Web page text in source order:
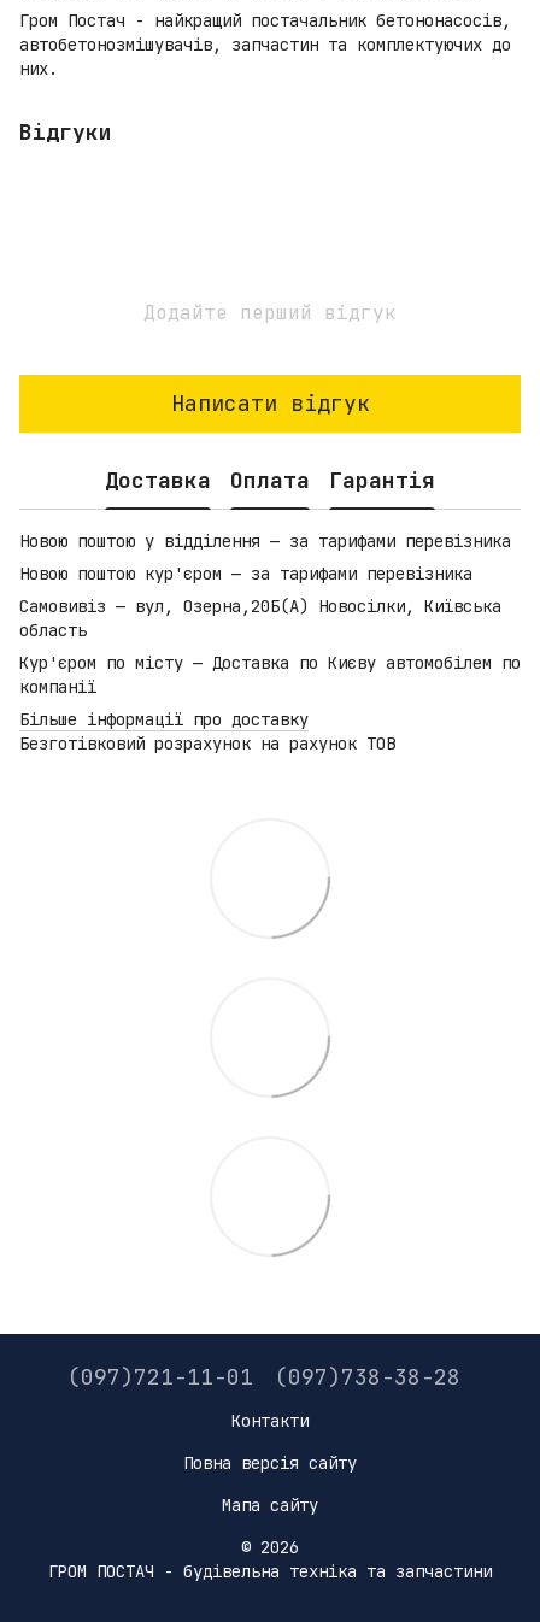
Гром Постач - найкращий постачальник бетононасосів,
автобетонозмішувачів, запчастин та комплектуючих до
них.
Відгуки
Додайте перший відгук
Написати відгук
Доставка Оплата Гарантія
Новою поштою у відділення — за тарифами перевізника
Новою поштою кур'єром — за тарифами перевізника
Самовивіз — вул, Озерна,20Б(А) Новосілки, Київська
область
Кур'єром по місту — Доставка по Києву автомобілем по
компанії
Більше інформації про доставку
Безготівковий розрахунок на рахунок ТОВ
(097)721-11-01 (097)738-38-28
Контакти
Повна версія сайту
Мапа сайту
© 2026
ГРОМ ПОСТАЧ - будівельна техніка та запчастини